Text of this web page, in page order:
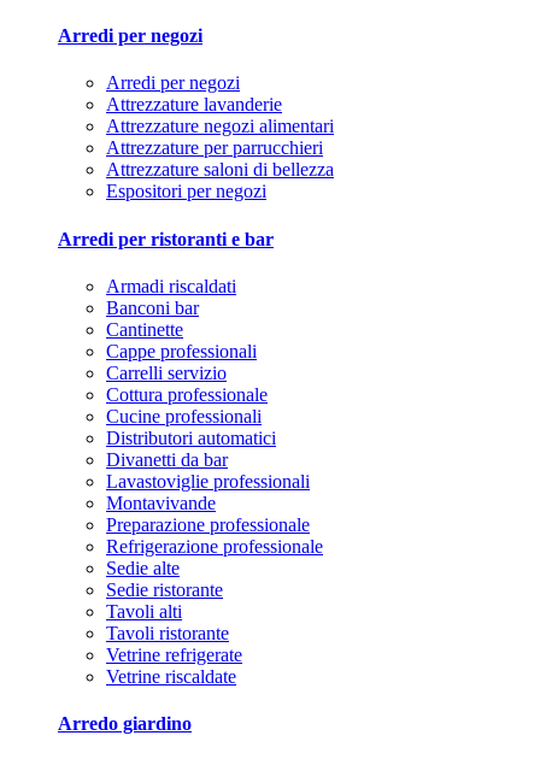
Arredi per negozi
Arredi per negozi
Attrezzature lavanderie
Attrezzature negozi alimentari
Attrezzature per parrucchieri
Attrezzature saloni di bellezza
Espositori per negozi
Arredi per ristoranti e bar
Armadi riscaldati
Banconi bar
Cantinette
Cappe professionali
Carrelli servizio
Cottura professionale
Cucine professionali
Distributori automatici
Divanetti da bar
Lavastoviglie professionali
Montavivande
Preparazione professionale
Refrigerazione professionale
Sedie alte
Sedie ristorante
Tavoli alti
Tavoli ristorante
Vetrine refrigerate
Vetrine riscaldate
Arredo giardino